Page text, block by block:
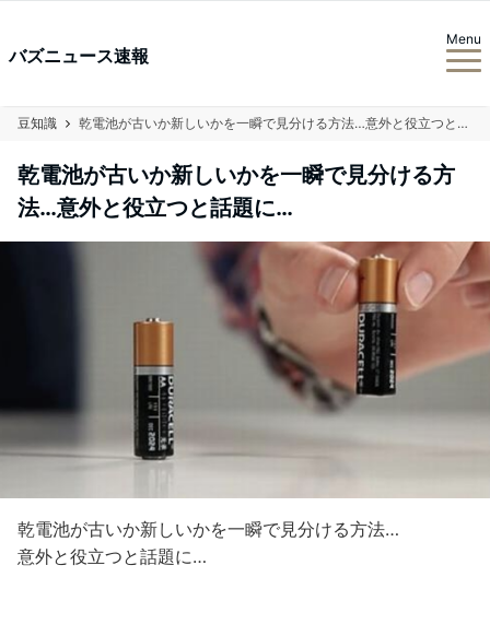
バズニュース速報
Menu
豆知識 乾電池が古いか新しいかを一瞬で見分ける方法…意外と役立つと話題に…
乾電池が古いか新しいかを一瞬で見分ける方
法…意外と役立つと話題に…
乾電池が古いか新しいかを一瞬で見分ける方法…
意外と役立つと話題に…